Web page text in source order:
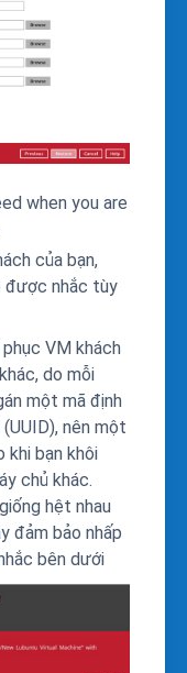
when you are
của bạn,
được nhắc tùy
VM khách
do mỗi
một mã định
nên một
khi bạn khôi
chủ khác.
hệt nhau
đảm bảo nhấp
bên dưới